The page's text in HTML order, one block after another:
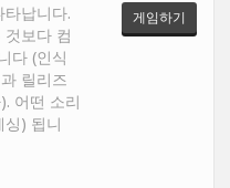
납니다.
것보다 컴
다 (인식
릴리즈
어떤 소리
싱) 됩니
게임하기